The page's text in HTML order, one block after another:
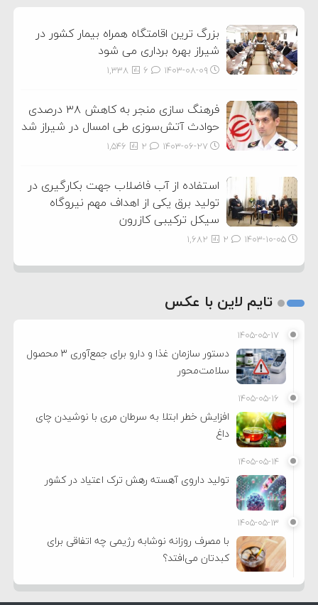
بزرگ ترین اقامتگاه همراه بیمار کشور در
شیراز بهره برداری می شود
۱۴۰۳-۰۸-۰۹ 1,338
فرهنگ سازی منجر به کاهش ۳۸ درصدی
حوادث آتش‌سوزی طی امسال در شیراز شد
۱۴۰۳-۰۶-۲۷ 1,546
استفاده از آب فاضلاب جهت بکارگیری در
تولید برق یکی از اهداف مهم نیروگاه
سیکل ترکیبی کازرون
۱۴۰۳-۱۰-۰۵ 1,682
تایم لاین با عکس
۱۴۰۵-۰۵-۱۷
دستور سازمان غذا و دارو برای جمع‌آوری ۳ محصول
سلامت‌محور
۱۴۰۵-۰۵-۱۶
افزایش خطر ابتلا به سرطان مری با نوشیدن چای
داغ
۱۴۰۵-۰۵-۱۴
تولید داروی آهسته رهش ترک اعتیاد در کشور
۱۴۰۵-۰۵-۱۳
با مصرف روزانه نوشابه رژیمی چه اتفاقی برای
کبدتان می‌افتد؟